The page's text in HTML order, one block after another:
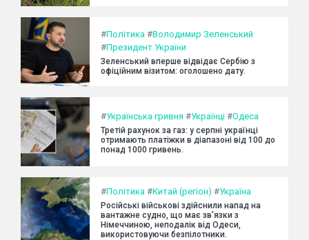
#Політика #Володимир Зеленський
#Президент України
Зеленський вперше відвідає Сербію з
офіційним візитом: оголошено дату.
#Українська гривня #Українці #Одеса
Третій рахунок за газ: у серпні українці
отримають платіжки в діапазоні від 100 до
понад 1000 гривень.
#Політика #Китай (регіон) #Україна
Російські військові здійснили напад на
вантажне судно, що має зв'язки з
Німеччиною, неподалік від Одеси,
використовуючи безпілотники.